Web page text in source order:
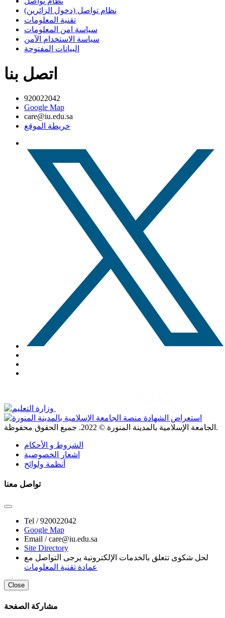
نظام تواصل (دخول الزائرين)
تقنية المعلومات
سياسة امن المعلومات
سياسة الاستخدام الآمن
البيانات المفتوحة
اتصل بنا
920022042
Google Map
care@iu.edu.sa
خريطة الموقع
الجامعة الإسلامية بالمدينة المنورة © 2022 . جميع الحقوق محفوظة.
الشروط و الأحكام
اشعار الخصوصية
أنظمة ولوائح
تواصل معنا
Tel /920022042
Google Map
Email /care@iu.edu.sa
Site Directory
لحل شكوى تتعلق بالخدمات الإلكترونية يرجى التواصل مع
عمادة تقنية المعلومات
Close
مشاركة الصفحة